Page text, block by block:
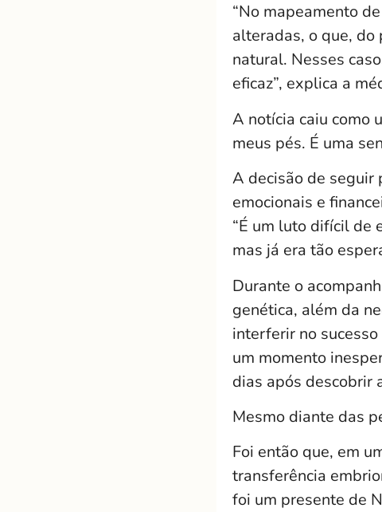
“No mapeamento
alteradas, o que,
natural. Nesses
eficaz”, explica a
A notícia caiu como
meus pés. É uma
A decisão de seguir
emocionais e
“É um luto difícil de
mas já era tão
Durante o
genética, além da
interferir no
um momento
dias após descobrir
Mesmo diante das
Foi então que, em
transferência
foi um presente de